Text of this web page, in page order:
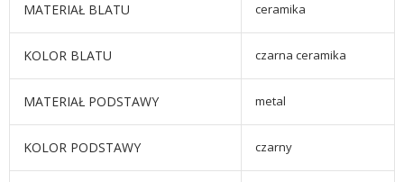
MATERIAŁ BLATU ceramika
KOLOR BLATU czarna ceramika
MATERIAŁ PODSTAWY metal
KOLOR PODSTAWY czarny